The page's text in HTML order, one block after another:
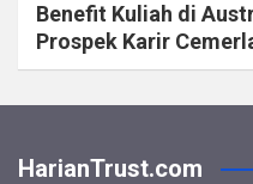
Benefit Kuliah di
Prospek Karir
HarianTrust.com